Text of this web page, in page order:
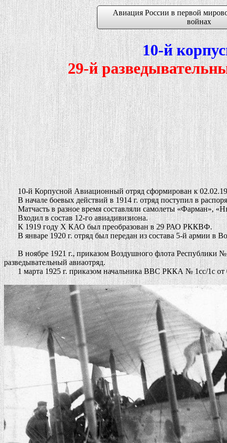
Авиация России в первой
войнах
10-й
29-й
10-й Корпусной Авиационный отряд сформирован к
В начале боевых действий в 1914 г. отряд поступил в
Матчасть в разное время составляли самолеты «Фарман»,
Входил в состав 12-го авиадивизиона.
К 1919 году Х КАО был преобразован в 29 РАО РККВФ.
В январе 1920 г. отряд был передан из состава 5-й армии в
В ноябре 1921 г., приказом Воздушного флота Республики №
разведывательный авиаотряд.
1 марта 1925 г. приказом начальника ВВС РККА № 1сс/1с от